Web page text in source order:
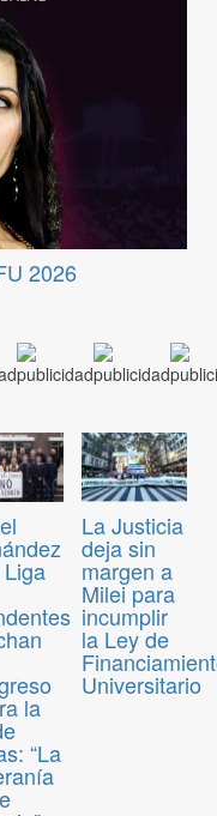
2026
la
“La
La Justicia
deja sin
margen a
Milei para
incumplir
la Ley de
Universitario